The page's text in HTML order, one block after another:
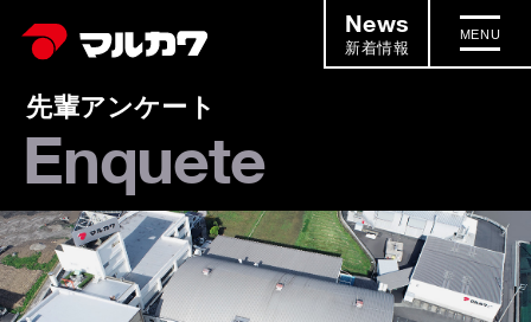
MENU
News
新着情報
先輩アンケート
Enquete
入社してから成長できたところ